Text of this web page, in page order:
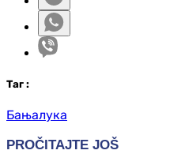
Таг :
Бањалука